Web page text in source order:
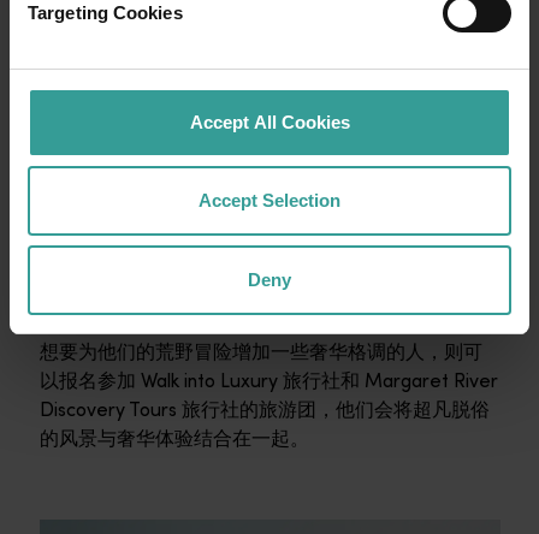
Targeting Cookies
Accept All Cookies
Accept Selection
Deny
地区的亮点推出了荒野全日游，行程集合了野花、水
个生物多样性热点之一，也是澳大利亚唯一的一个，
盛开，包括 150 种兰花——其中有许多是稀有和濒危物
种。
在玛格丽特河 (Margaret River) 地区（该州游客最多
的地区之一），你不仅将享受到该地区著名的优质葡
质、历史和文化主题，包括 Cape to Cape Explorer
Tours 旅行社和 Koomal Dreaming 旅行社。对于那些
想要为他们的荒野冒险增加一些奢华格调的人，则可
以报名参加 Walk into Luxury 旅行社和 Margaret River
Discovery Tours 旅行社的旅游团，他们会将超凡脱俗
的风景与奢华体验结合在一起。